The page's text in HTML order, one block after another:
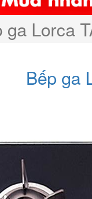
ga Lorca
Bếp ga